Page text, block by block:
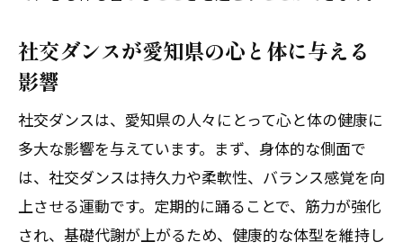
社交ダンスが愛知県の心と体に与える
影響
社交ダンスは、愛知県の人々にとって心と体の健康に
多大な影響を与えています。まず、身体的な側面で
は、社交ダンスは持久力や柔軟性、バランス感覚を向
上させる運動です。定期的に踊ることで、筋力が強化
され、基礎代謝が上がるため、健康的な体型を維持し